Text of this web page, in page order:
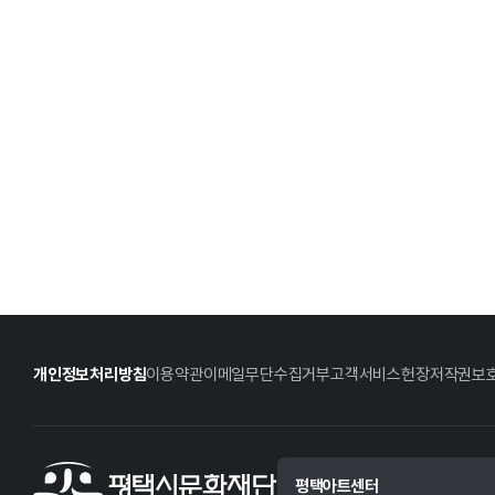
개인정보처리방침이용약관이메일무단수집거부고객서비스헌장저작권보
평택아트센터